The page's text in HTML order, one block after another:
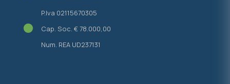
P.Iva 02115670305
Cap. Soc. € 78.000,00
Num. REA UD237131